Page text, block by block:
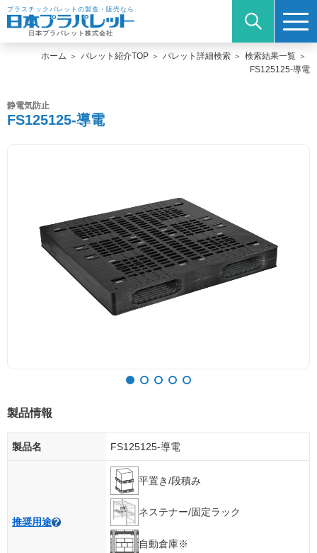
プラスチックパレットの製造・販売なら
日本プラパレット株式会社
ホーム パレット紹介TOP パレット詳細検索
検索結果一覧
FS125125-導電
静電気防止
FS125125-導電
製品情報
製品名 FS125125-導電
推奨用途
平置き/段積み
ネステナー/固定ラック
自動倉庫※